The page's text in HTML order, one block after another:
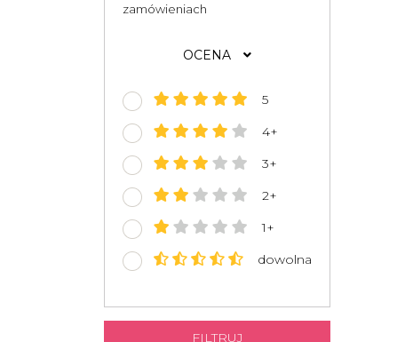
zamówieniach
OCENA
5
4+
3+
2+
1+
dowolna
FILTRUJ